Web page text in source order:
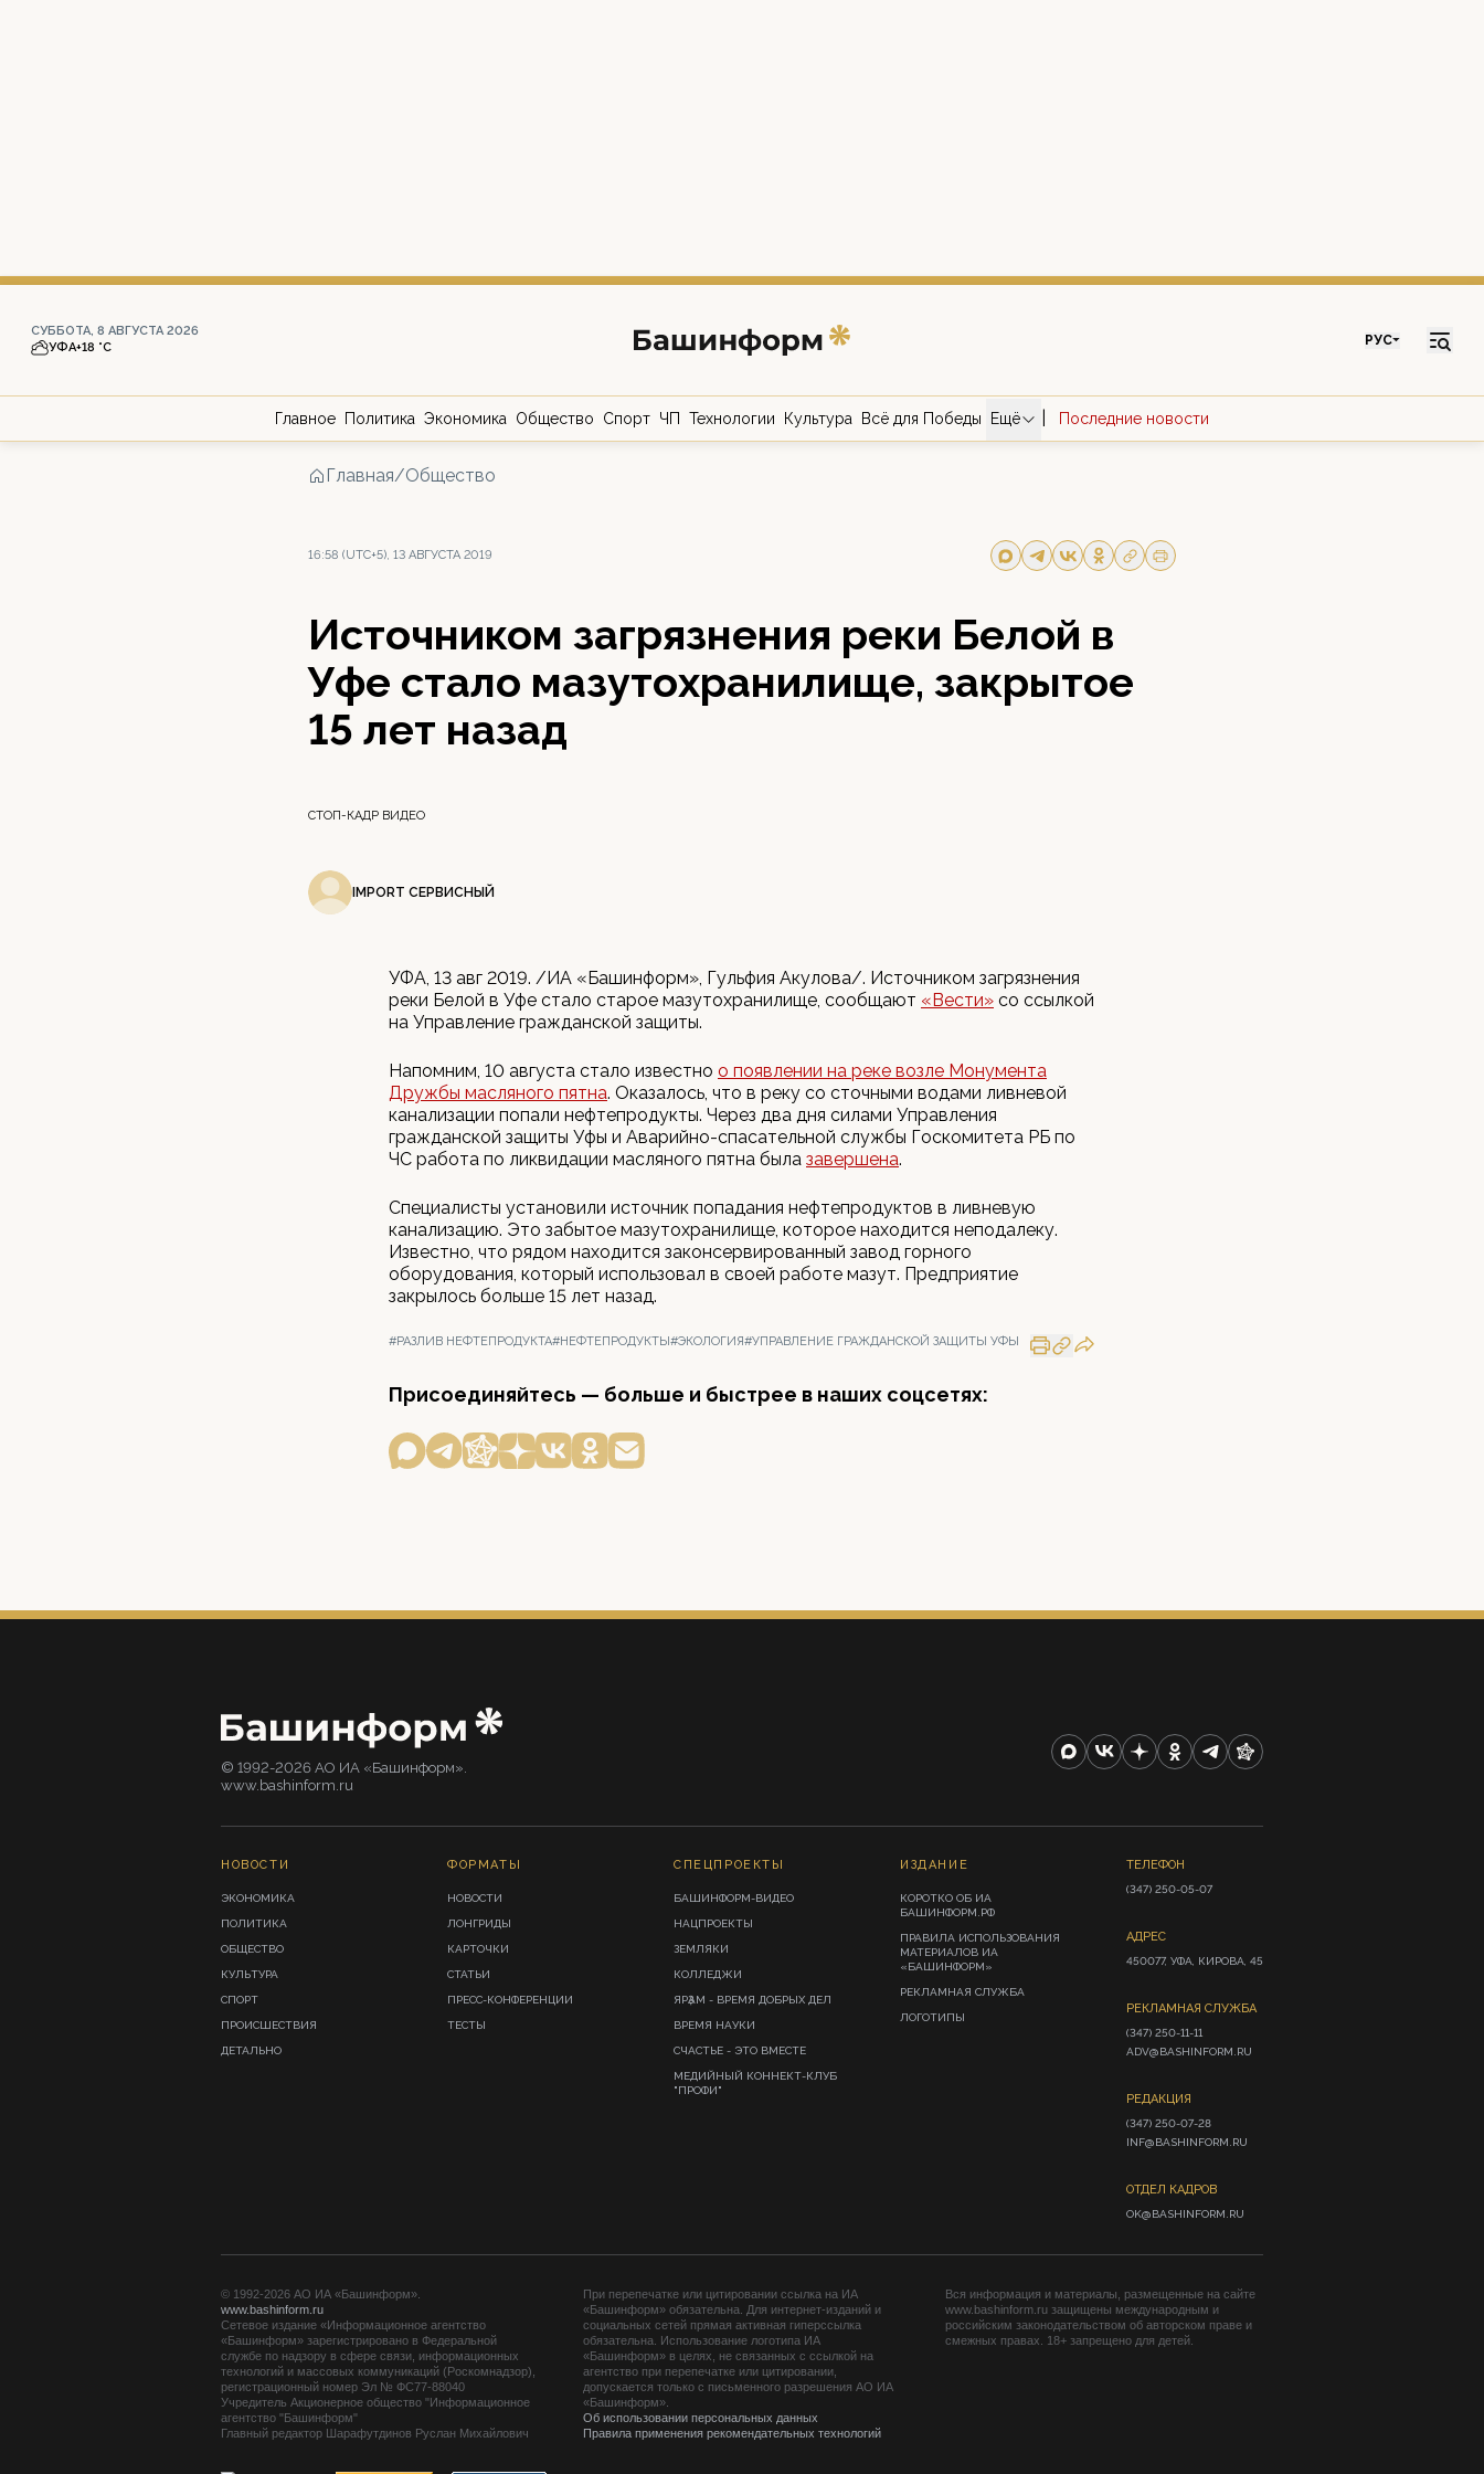
СУББОТА, 8 АВГУСТА 2026
УФА+18 °С РУС
Главное Политика Экономика Общество Спорт ЧП Технологии Культура Всё для Победы Ещё Последние новости
Главная/Общество
16:58 (UTC+5), 13 АВГУСТА 2019
Источником загрязнения реки Белой в
Уфе стало мазутохранилище, закрытое
15 лет назад
СТОП-КАДР ВИДЕО
IMPORT СЕРВИСНЫЙ
УФА, 13 авг 2019. /ИА «Башинформ», Гульфия Акулова/. Источником загрязнения
реки Белой в Уфе стало старое мазутохранилище, сообщают «Вести» со ссылкой
на Управление гражданской защиты.
Напомним, 10 августа стало известно о появлении на реке возле Монумента
Дружбы масляного пятна. Оказалось, что в реку со сточными водами ливневой
канализации попали нефтепродукты. Через два дня силами Управления
гражданской защиты Уфы и Аварийно-спасательной службы Госкомитета РБ по
ЧС работа по ликвидации масляного пятна была завершена.
Специалисты установили источник попадания нефтепродуктов в ливневую
канализацию. Это забытое мазутохранилище, которое находится неподалеку.
Известно, что рядом находится законсервированный завод горного
оборудования, который использовал в своей работе мазут. Предприятие
закрылось больше 15 лет назад.
#РАЗЛИВ НЕФТЕПРОДУКТА#НЕФТЕПРОДУКТЫ#ЭКОЛОГИЯ#УПРАВЛЕНИЕ ГРАЖДАНСКОЙ ЗАЩИТЫ УФЫ
Присоединяйтесь — больше и быстрее в наших соцсетях:
© 1992-2026 АО ИА «Башинформ».
www.bashinform.ru
НОВОСТИ
ЭКОНОМИКА
ПОЛИТИКА
ОБЩЕСТВО
КУЛЬТУРА
СПОРТ
ПРОИСШЕСТВИЯ
ДЕТАЛЬНО
ФОРМАТЫ
НОВОСТИ
ЛОНГРИДЫ
КАРТОЧКИ
СТАТЬИ
ПРЕСС-КОНФЕРЕНЦИИ
ТЕСТЫ
СПЕЦПРОЕКТЫ
БАШИНФОРМ-ВИДЕО
НАЦПРОЕКТЫ
ЗЕМЛЯКИ
КОЛЛЕДЖИ
ЯРҘАМ - ВРЕМЯ ДОБРЫХ ДЕЛ
ВРЕМЯ НАУКИ
СЧАСТЬЕ - ЭТО ВМЕСТЕ
МЕДИЙНЫЙ КОННЕКТ-КЛУБ
"ПРОФИ"
ИЗДАНИЕ
КОРОТКО ОБ ИА
БАШИНФОРМ.РФ
ПРАВИЛА ИСПОЛЬЗОВАНИЯ
МАТЕРИАЛОВ ИА
«БАШИНФОРМ»
РЕКЛАМНАЯ СЛУЖБА
ЛОГОТИПЫ
ТЕЛЕФОН
(347) 250-05-07
АДРЕС
450077, УФА, КИРОВА, 45
РЕКЛАМНАЯ СЛУЖБА
(347) 250-11-11
ADV@BASHINFORM.RU
РЕДАКЦИЯ
(347) 250-07-28
INF@BASHINFORM.RU
ОТДЕЛ КАДРОВ
OK@BASHINFORM.RU
© 1992-2026 АО ИА «Башинформ».
www.bashinform.ru
Сетевое издание «Информационное агентство
«Башинформ» зарегистрировано в Федеральной
службе по надзору в сфере связи, информационных
технологий и массовых коммуникаций (Роскомнадзор),
регистрационный номер Эл № ФС77-88040
Учредитель Акционерное общество "Информационное
агентство "Башинформ"
Главный редактор Шарафутдинов Руслан Михайлович
При перепечатке или цитировании ссылка на ИА
«Башинформ» обязательна. Для интернет-изданий и
социальных сетей прямая активная гиперссылка
обязательна. Использование логотипа ИА
«Башинформ» в целях, не связанных с ссылкой на
агентство при перепечатке или цитировании,
допускается только с письменного разрешения АО ИА
«Башинформ».
Об использовании персональных данных
Правила применения рекомендательных технологий
Вся информация и материалы, размещенные на сайте
www.bashinform.ru защищены международным и
российским законодательством об авторском праве и
смежных правах. 18+ запрещено для детей.